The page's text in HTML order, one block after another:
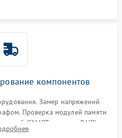
компонентов
Замер напряжений
Проверка модулей памяти
(SMART, массивы RAID)
утилитами.